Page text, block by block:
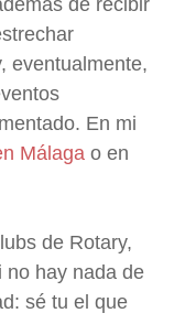
eventualmente,
En mi
Málaga o en
de Rotary,
no hay nada de
sé tu el que